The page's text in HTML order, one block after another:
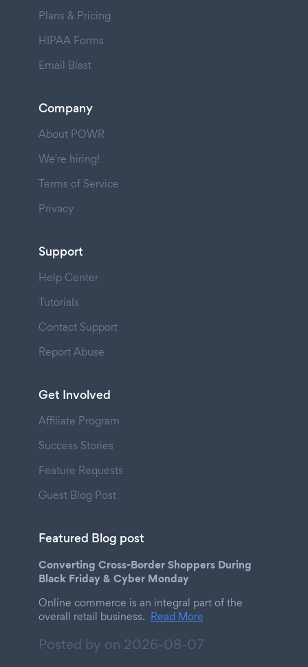
Plans & Pricing
HIPAA Forms
Email Blast
Company
About POWR
We're hiring!
Terms of Service
Privacy
Support
Help Center
Tutorials
Contact Support
Report Abuse
Get Involved
Affiliate Program
Success Stories
Feature Requests
Guest Blog Post
Featured Blog post
Converting Cross-Border Shoppers During
Black Friday & Cyber Monday
Online commerce is an integral part of the
overall retail business. Read More
Posted by on 2026-08-07